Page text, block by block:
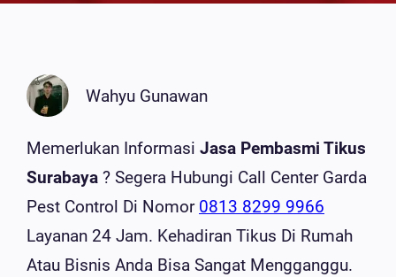
Wahyu Gunawan
Memerlukan Informasi Jasa Pembasmi Tikus
Surabaya ? Segera Hubungi Call Center Garda
Pest Control Di Nomor 0813 8299 9966
Layanan 24 Jam. Kehadiran Tikus Di Rumah
Atau Bisnis Anda Bisa Sangat Mengganggu.